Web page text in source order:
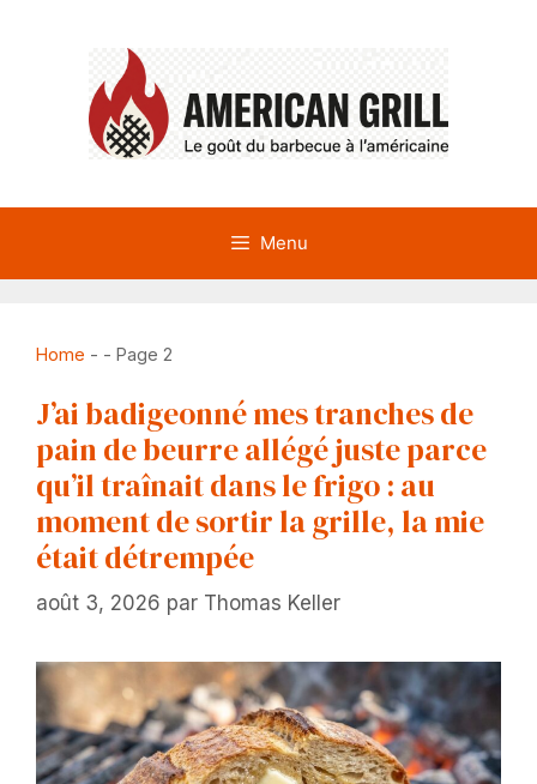
Menu
Home - - Page 2
J’ai badigeonné mes tranches de
pain de beurre allégé juste parce
qu’il traînait dans le frigo : au
moment de sortir la grille, la mie
était détrempée
août 3, 2026 par Thomas Keller